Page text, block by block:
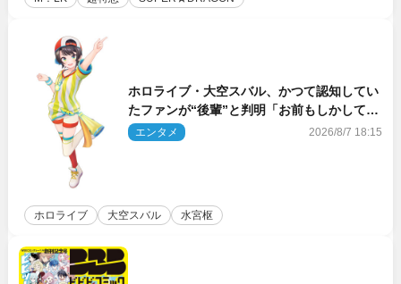
ホロライブ・大空スバル、かつて認知してい
たファンが“後輩”と判明「お前もしかしてあ
のときの？」
エンタメ 2026/8/7 18:15
ホロライブ 大空スバル 水宮枢